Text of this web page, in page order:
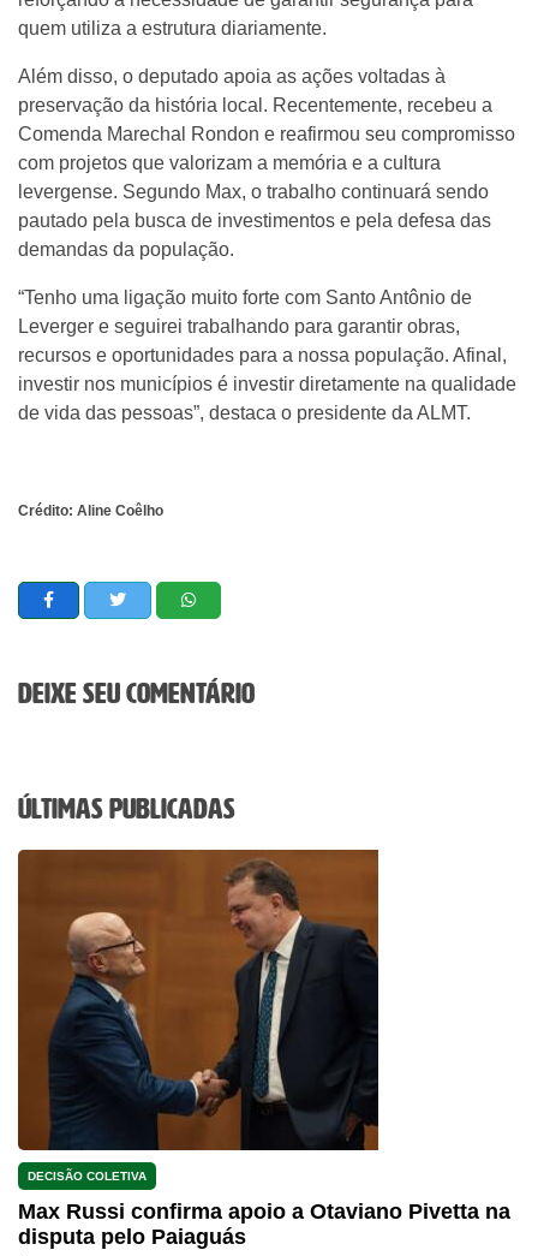
quem utiliza a estrutura diariamente.
Além disso, o deputado apoia as ações voltadas à
preservação da história local. Recentemente, recebeu a
Comenda Marechal Rondon e reafirmou seu compromisso
com projetos que valorizam a memória e a cultura
levergense. Segundo Max, o trabalho continuará sendo
pautado pela busca de investimentos e pela defesa das
demandas da população.
“Tenho uma ligação muito forte com Santo Antônio de
Leverger e seguirei trabalhando para garantir obras,
recursos e oportunidades para a nossa população. Afinal,
investir nos municípios é investir diretamente na qualidade
de vida das pessoas”, destaca o presidente da ALMT.
Crédito: Aline Coêlho
Deixe seu comentário
Últimas Publicadas
DECISÃO COLETIVA
Max Russi confirma apoio a Otaviano Pivetta na
disputa pelo Paiaguás